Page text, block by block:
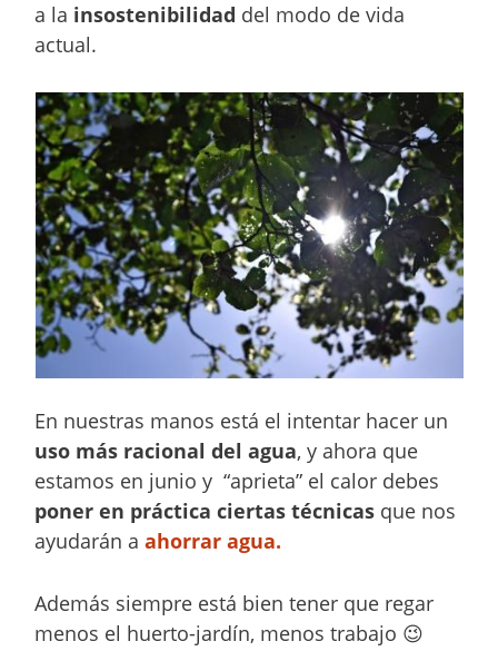
a la insostenibilidad del modo de vida
actual.
En nuestras manos está el intentar hacer un
uso más racional del agua, y ahora que
estamos en junio y “aprieta” el calor debes
poner en práctica ciertas técnicas que nos
ayudarán a ahorrar agua.
Además siempre está bien tener que regar
menos el huerto-jardín, menos trabajo 😉